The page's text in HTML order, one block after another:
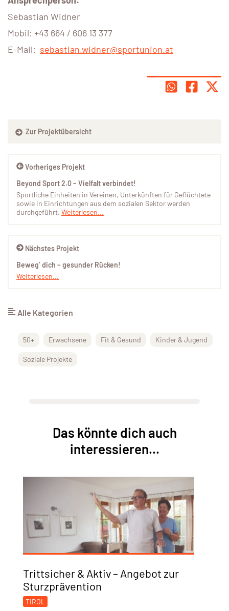
Sebastian Widner
Mobil: +43 664 / 606 13 377
E-Mail: sebastian.widner@sportunion.at
Zur Projektübersicht
Nächstes Projekt
Beweg’ dich – gesunder Rücken!
Weiterlesen...
Vorheriges Projekt
Beyond Sport 2.0 – Vielfalt verbindet!
Sportliche Einheiten in Vereinen, Unterkünften für Geflüchtete
sowie in Einrichtungen aus dem sozialen Sektor werden
durchgeführt. Weiterlesen...
Alle Kategorien
50+ Erwachsene Fit & Gesund Kinder & Jugend
Soziale Projekte
Das könnte dich auch
interessieren...
Trittsicher & Aktiv – Angebot zur
Sturzprävention
TIROL